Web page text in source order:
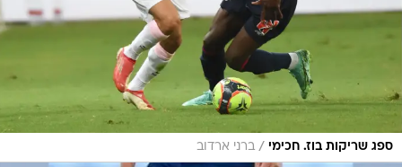
ספג שריקות בוז. חכימי / ברני ארדוב